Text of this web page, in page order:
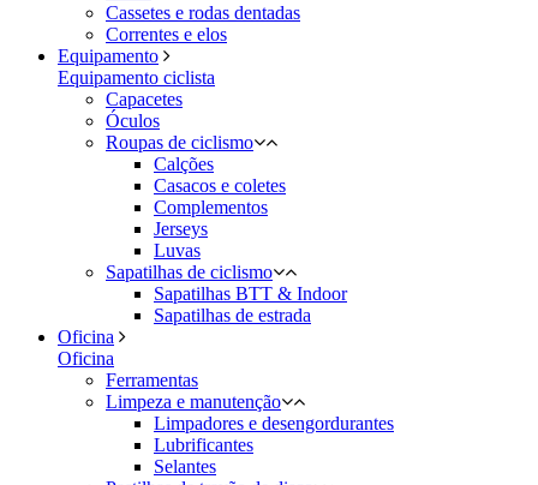
Cassetes e rodas dentadas
Correntes e elos
Equipamento
Equipamento ciclista
Capacetes
Óculos
Roupas de ciclismo
Calções
Casacos e coletes
Complementos
Jerseys
Luvas
Sapatilhas de ciclismo
Sapatilhas BTT & Indoor
Sapatilhas de estrada
Oficina
Oficina
Ferramentas
Limpeza e manutenção
Limpadores e desengordurantes
Lubrificantes
Selantes